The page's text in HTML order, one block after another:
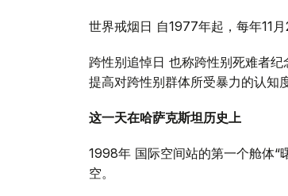
世界戒烟日 自1977年起，每年11
跨性别追悼日 也称跨性别死难者
提高对跨性别群体所受暴力的认知度
这一天在哈萨克斯坦历史上
1998年 国际空间站的第一个舱体“
空。